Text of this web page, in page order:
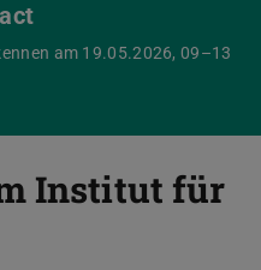
am 19.05.2026, 09–13
Institut für